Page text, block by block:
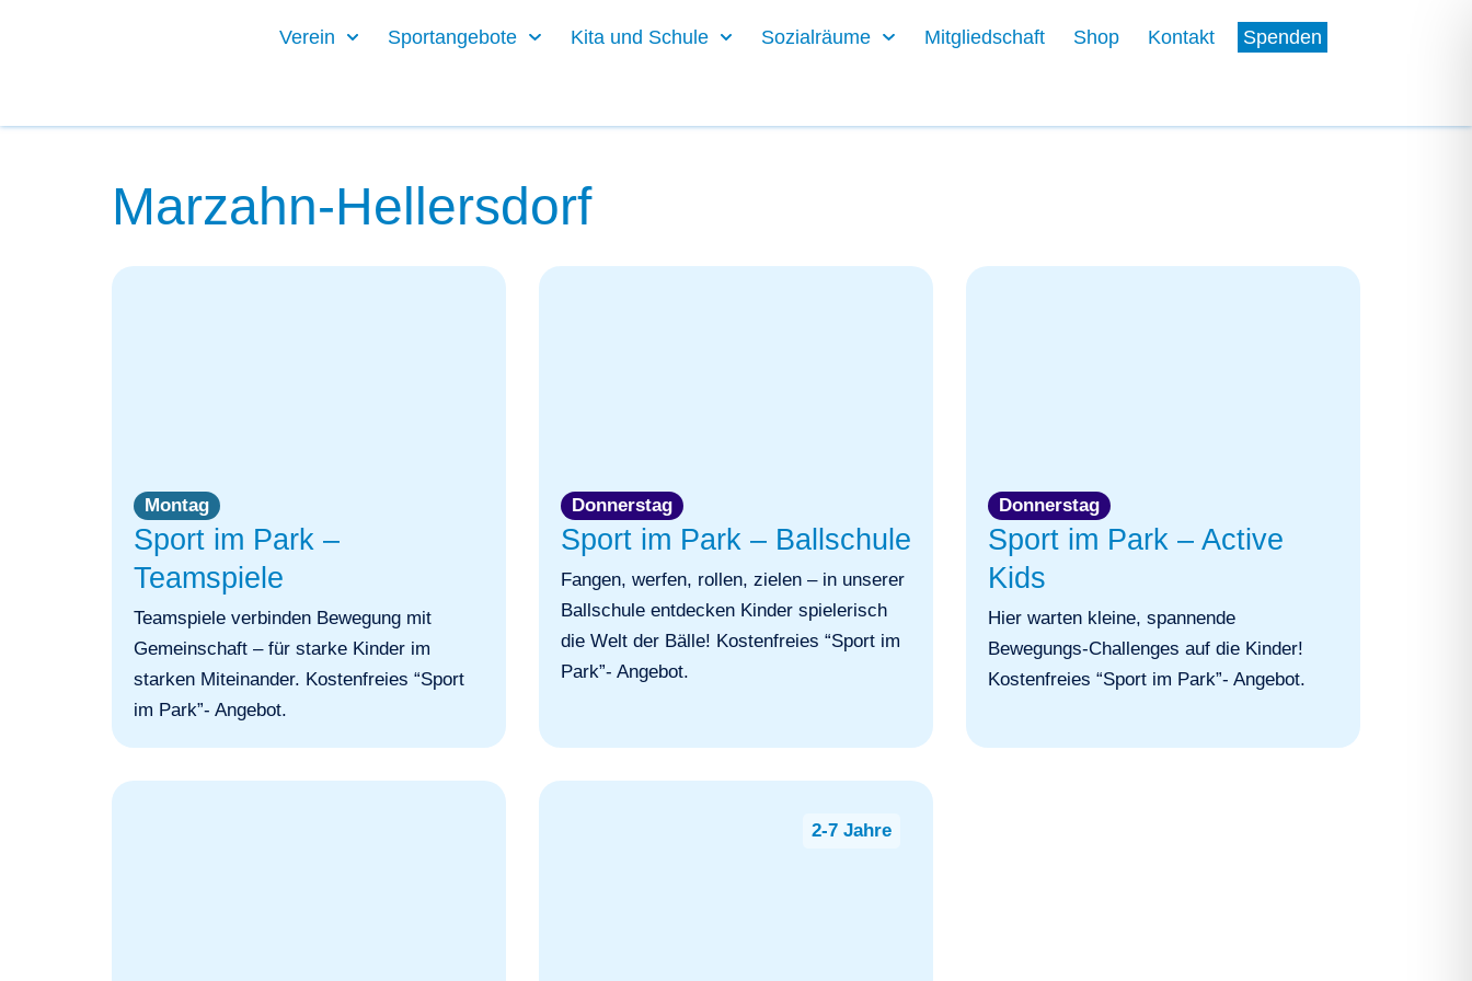
Verein Sportangebote Kita und Schule Sozialräume Mitgliedschaft Shop Kontakt Spenden
Marzahn-Hellersdorf
Montag
Sport im Park –
Teamspiele
Teamspiele verbinden Bewegung mit
Gemeinschaft – für starke Kinder im
starken Miteinander. Kostenfreies “Sport
im Park”- Angebot.
Donnerstag
Sport im Park – Ballschule
Fangen, werfen, rollen, zielen – in unserer
Ballschule entdecken Kinder spielerisch
die Welt der Bälle! Kostenfreies “Sport im
Park”- Angebot.
Donnerstag
Sport im Park – Active
Kids
Hier warten kleine, spannende
Bewegungs-Challenges auf die Kinder!
Kostenfreies “Sport im Park”- Angebot.
2-7 Jahre